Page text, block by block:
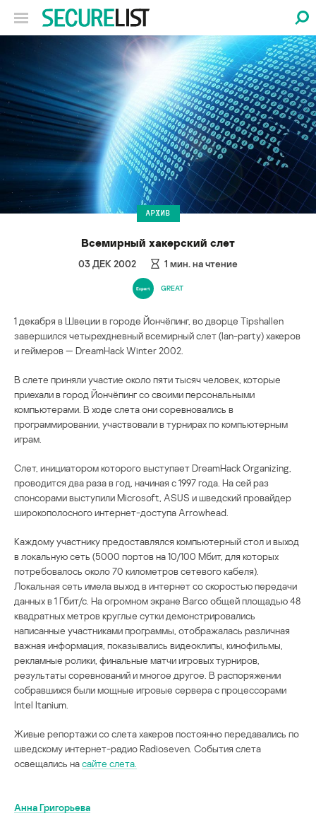
АРХИВ
Всемирный хакерский слет
03 ДЕК 2002 1 мин. на чтение
GREAT
1 декабря в Швеции в городе Йончёпинг, во дворце Tipshallen
завершился четырехдневный всемирный слет (lan-party) хакеров
и геймеров — DreamHack Winter 2002.
В слете приняли участие около пяти тысяч человек, которые
приехали в город Йончёпинг со своими персональными
компьютерами. В ходе слета они соревновались в
программировании, участвовали в турнирах по компьютерным
играм.
Слет, инициатором которого выступает DreamHack Organizing,
проводится два раза в год, начиная с 1997 года. На сей раз
спонсорами выступили Microsoft, ASUS и шведский провайдер
широкополосного интернет-доступа Arrowhead.
Каждому участнику предоставлялся компьютерный стол и выход
в локальную сеть (5000 портов на 10/100 Мбит, для которых
потребовалось около 70 километров сетевого кабеля).
Локальная сеть имела выход в интернет со скоростью передачи
данных в 1 Гбит/с. На огромном экране Barco общей площадью 48
квадратных метров круглые сутки демонстрировались
написанные участниками программы, отображалась различная
важная информация, показывались видеоклипы, кинофильмы,
рекламные ролики, финальные матчи игровых турниров,
результаты соревнований и многое другое. В распоряжении
собравшихся были мощные игровые сервера с процессорами
Intel Itanium.
Живые репортажи со слета хакеров постоянно передавались по
шведскому интернет-радио Radioseven. События слета
освещались насайте слета.
Анна Григорьева